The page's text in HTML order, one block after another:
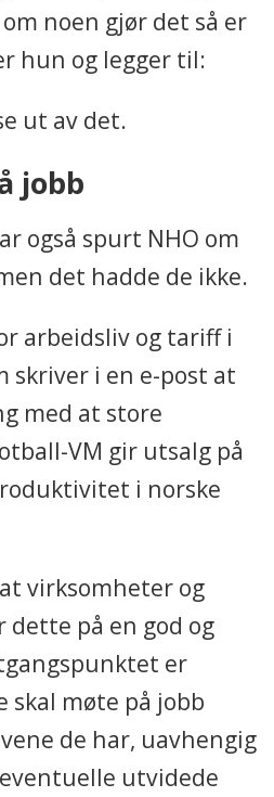
noen gjør det så er
hun og legger til:
ut av det.
jobb
også spurt NHO om
det hadde de ikke.
arbeidsliv og tariff i
skriver i en e-post at
med at store
VM gir utsalg på
i norske
virksomheter og
på en god og
er
møte på jobb
de har, uavhengig
utvidede